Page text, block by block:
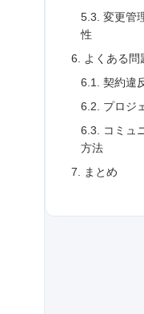
5.3. 変更管
性
6. よくある問
6.1. 契約違
6.2. プロジ
6.3. コミュ
方法
7. まとめ